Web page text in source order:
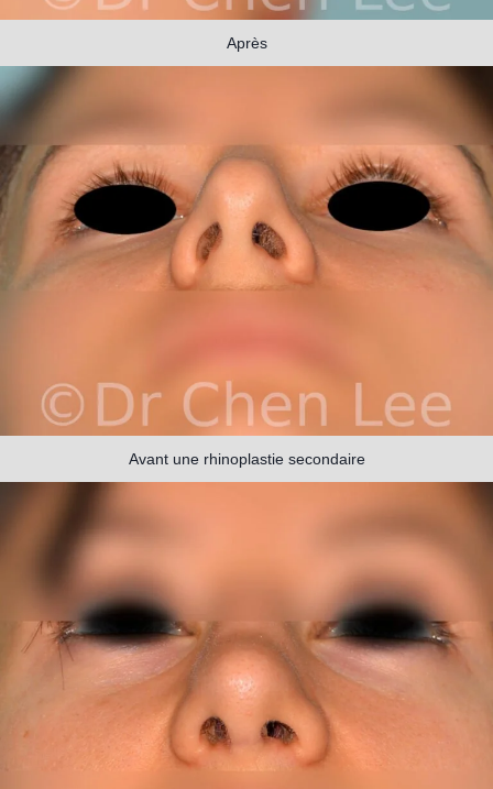
Après
Avant une rhinoplastie secondaire